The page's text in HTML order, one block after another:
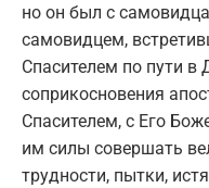
но он был с
самовидцем,
Спасителем по пути
соприкосновения
Спасителем, с Его
им силы совершать
трудности, пытки,